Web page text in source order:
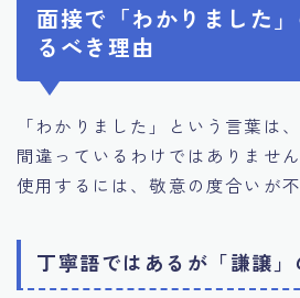
面接で「わかりました
るべき理由
「わかりました」という言葉は
間違っているわけではありませ
使用するには、敬意の度合いが不
丁寧語ではあるが「謙譲